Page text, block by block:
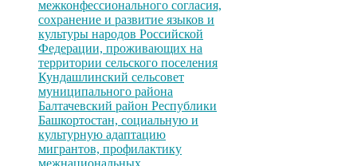
межконфессионального согласия,
сохранение и развитие языков и
культуры народов Российской
Федерации, проживающих на
территории сельского поселения
Кундашлинский сельсовет
муниципального района
Балтачевский район Республики
Башкортостан, социальную и
культурную адаптацию
мигрантов, профилактику